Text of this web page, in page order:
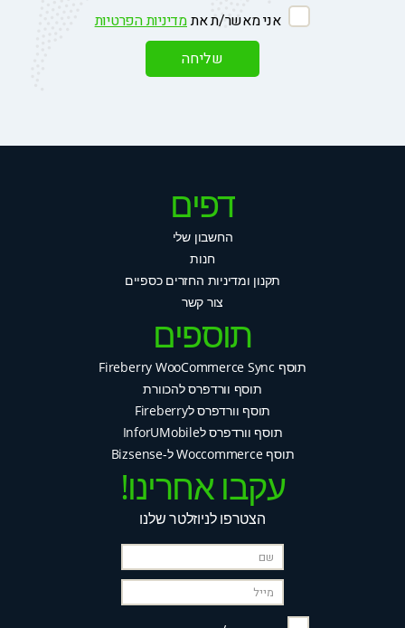
אני מאשר/ת אתמדיניות הפרטיות
דפים
החשבון שלי
חנות
תקנון ומדיניות החזרים כספיים
צור קשר
תוספים
תוסף Fireberry WooCommerce Sync
תוסף וורדפרס להכוורת
תוסף וורדפרס לFireberry
תוסף וורדפרס לInforUMobile
תוסף Woccommerce ל-Bizsense
עקבו אחרינו!
הצטרפו לניוזלטר שלנו